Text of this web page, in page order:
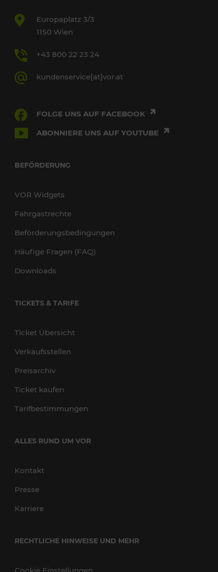
Europaplatz 3/3
1150 Wien
+43 800 22 23 24
kundenservice[at]vor.at
FOLGE UNS AUF FACEBOOK
ABONNIERE UNS AUF YOUTUBE
BEFÖRDERUNG
VOR Widgets
Fahrgastrechte
Beförderungsbedingungen
Häufige Fragen (FAQ)
Downloads
TICKETS & TARIFE
Ticket Übersicht
Verkaufsstellen
Preisarchiv
Ticket kaufen
Tarifbestimmungen
ALLES RUND UM VOR
Kontakt
Presse
Karriere
RECHTLICHE HINWEISE UND MEHR